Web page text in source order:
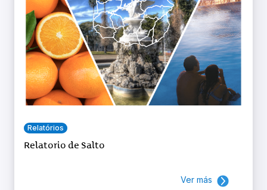
Relatórios
Relatorio de Salto
Ver más